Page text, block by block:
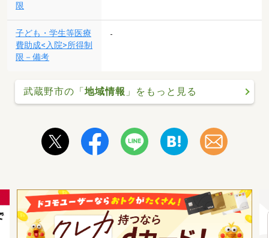
限
子ども・学生等医療
費助成<入院>所得制
限－備考
-
武蔵野市の「地域情報 」をもっと見る